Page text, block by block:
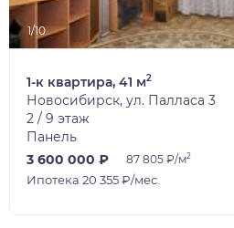
1/10
1-к квартира, 41 м2
Новосибирск, ул. Палласа 3
2 / 9 этаж
Панель
3 600 000 ₽
87 805 ₽/м2
Ипотека 20 355 ₽/мес.